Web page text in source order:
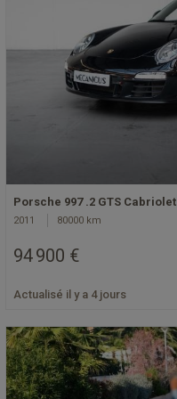
Porsche 997 .2 GTS Cabriolet
2011 80000 km
94 900 €
Actualisé il y a 4 jours